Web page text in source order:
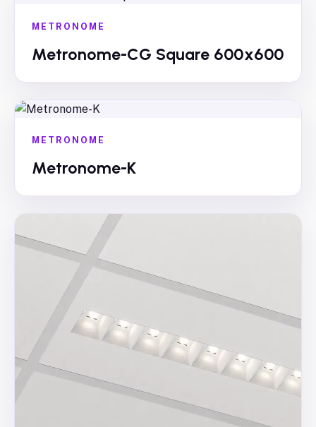
METRONOME
Metronome-CG Square 600x600
METRONOME
Metronome-K